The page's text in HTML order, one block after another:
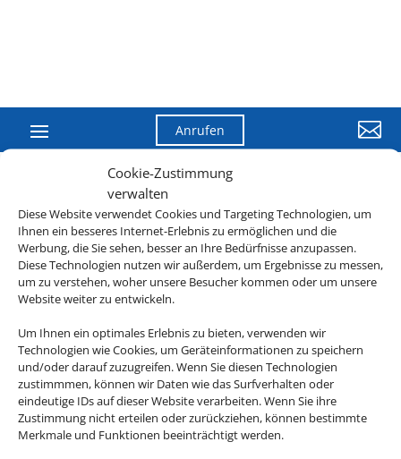
Cookie-Zustimmung
verwalten
Diese Website verwendet Cookies und Targeting Technologien, um
Ihnen ein besseres Internet-Erlebnis zu ermöglichen und die
Werbung, die Sie sehen, besser an Ihre Bedürfnisse anzupassen.
Diese Technologien nutzen wir außerdem, um Ergebnisse zu messen,
um zu verstehen, woher unsere Besucher kommen oder um unsere
Website weiter zu entwickeln.
Um Ihnen ein optimales Erlebnis zu bieten, verwenden wir
Technologien wie Cookies, um Geräteinformationen zu speichern
und/oder darauf zuzugreifen. Wenn Sie diesen Technologien
zustimmmen, können wir Daten wie das Surfverhalten oder
eindeutige IDs auf dieser Website verarbeiten. Wenn Sie ihre
Zustimmung nicht erteilen oder zurückziehen, können bestimmte
Merkmale und Funktionen beeinträchtigt werden.
Anrufen 
Rechtliche Informationen